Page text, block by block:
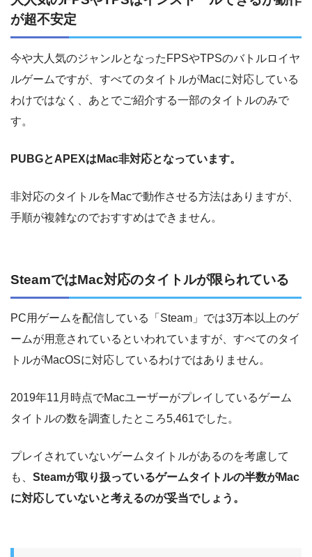
が超不安定
今や大人気のジャンルとなったFPSやTPSのバトルロイヤ
ルゲームですが、すべてのタイトルがMacに対応している
わけではなく、あとでご紹介する一部のタイトルのみで
す。
PUBGとAPEXはMac非対応となっています。
非対応のタイトルをMacで動作させる方法はありますが、
手順が複雑なのでおすすめはできません。
SteamではMac対応のタイトルが限られている
PC用ゲームを配信している「Steam」では3万本以上のゲ
ームが用意されているといわれていますが、すべてのタイ
トルがMacOSに対応しているわけではありません。
2019年11月時点でMacユーザーがプレイしているゲーム
タイトルの数を調査したところ5,461でした。
プレイされていないゲームタイトルがあるのを考慮して
も、 Steamが取り扱っているゲームタイトルの半数がMac
に対応していないと考えるのが妥当でしょう。